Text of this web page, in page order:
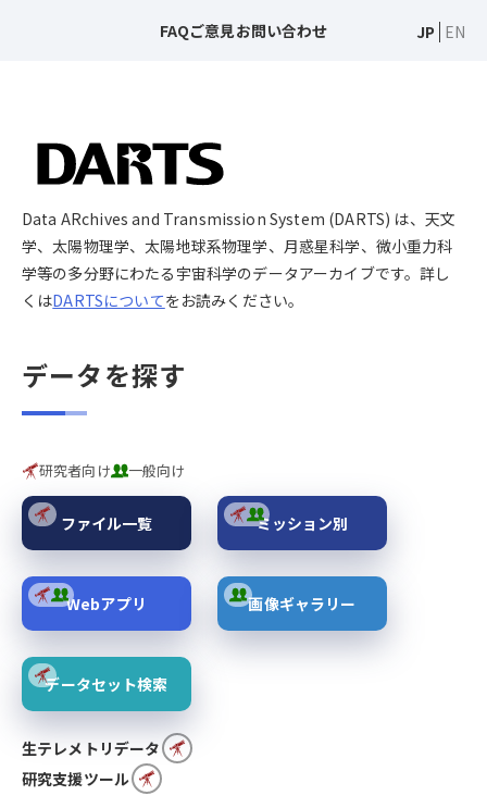
FAQご意見お問い合わせ JP EN
Data ARchives and Transmission System (DARTS) は、天文
学、太陽物理学、太陽地球系物理学、月惑星科学、微小重力科
学等の多分野にわたる宇宙科学のデータアーカイブです。詳し
くはDARTSについてをお読みください。
データを探す
研究者向け 一般向け
ファイル一覧 ミッション別
Webアプリ 画像ギャラリー
データセット検索
生テレメトリデータ
研究支援ツール